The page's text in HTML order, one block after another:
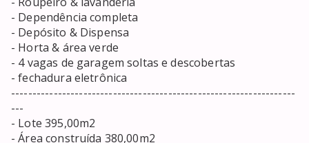
- Dependência completa
- Depósito & Dispensa
- Horta & área verde
- 4 vagas de garagem soltas e descobertas
- fechadura eletrônica
-------------------------------------------------------------------
---
- Lote 395,00m2
- Área construída 380,00m2